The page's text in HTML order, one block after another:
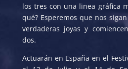
los tres con una linea gráfica
qué? Esperemos que nos
verdaderas joyas y
dos.
Actuarán en España en el